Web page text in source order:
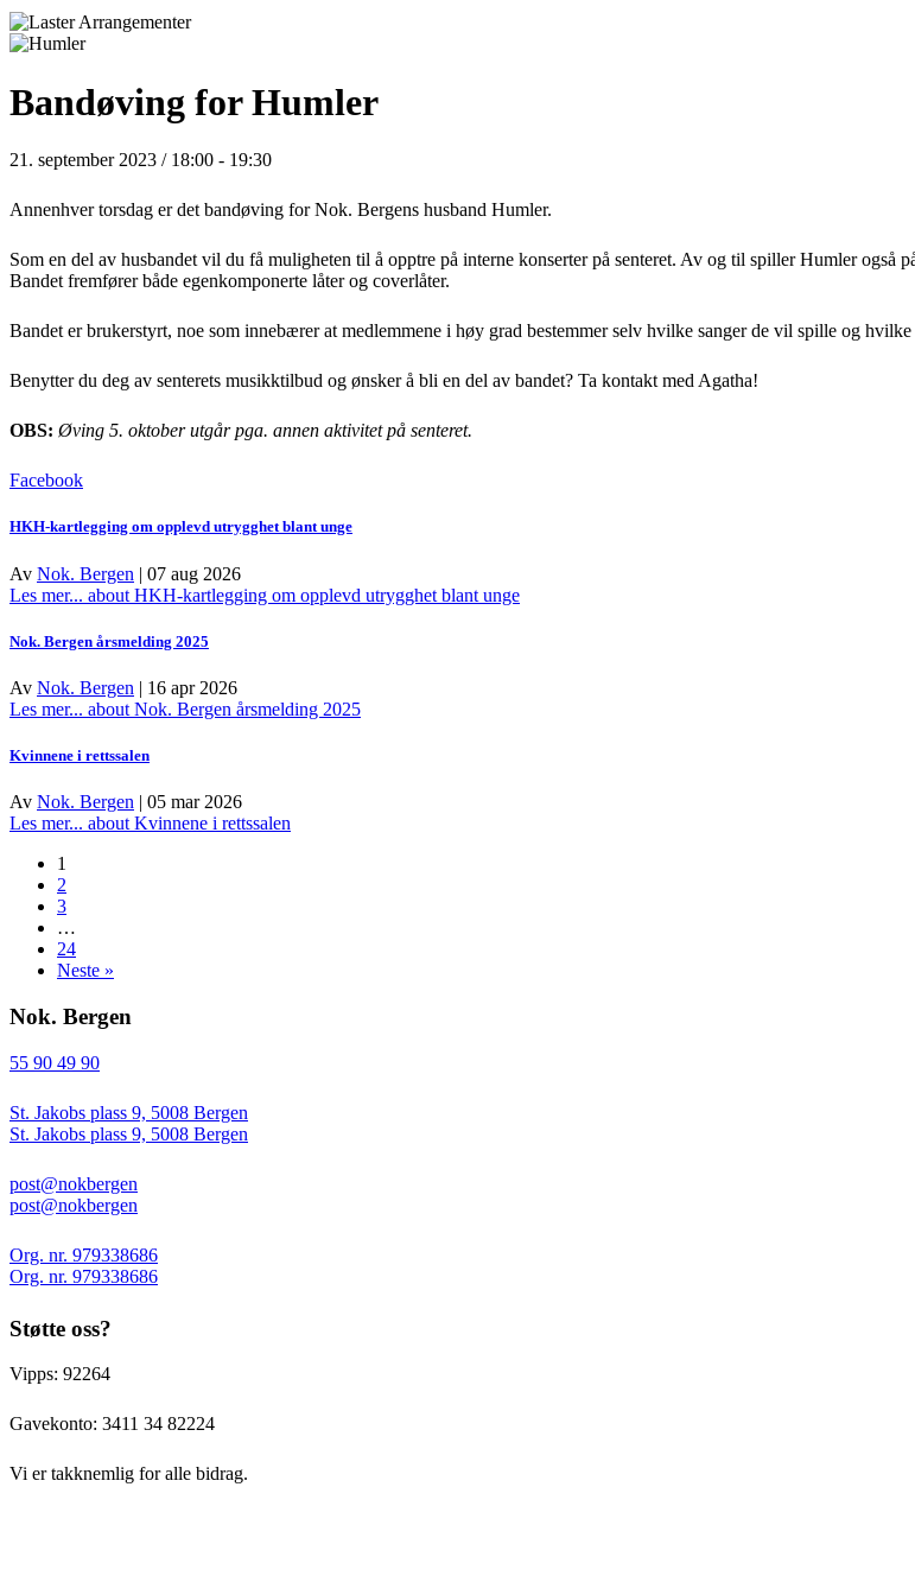
Bandøving for Humler
21. september 2023 / 18:00 - 19:30
Annenhver torsdag er det bandøving for Nok. Bergens husband Humler.
Som en del av husbandet vil du få muligheten til å opptre på interne konserter på senteret. Av og til spiller Humler
Bandet fremfører både egenkomponerte låter og coverlåter.
Bandet er brukerstyrt, noe som innebærer at medlemmene i høy grad bestemmer selv hvilke sanger de vil spille og
Benytter du deg av senterets musikktilbud og ønsker å bli en del av bandet? Ta kontakt med Agatha!
OBS: Øving 5. oktober utgår pga. annen aktivitet på senteret.
Facebook
HKH-kartlegging om opplevd utrygghet blant unge
Av Nok. Bergen | 07 aug 2026
Les mer... about HKH-kartlegging om opplevd utrygghet blant unge
Nok. Bergen årsmelding 2025
Av Nok. Bergen | 16 apr 2026
Les mer... about Nok. Bergen årsmelding 2025
Kvinnene i rettssalen
Av Nok. Bergen | 05 mar 2026
Les mer... about Kvinnene i rettssalen
1
2
3
…
24
Neste »
Nok. Bergen
55 90 49 90
St. Jakobs plass 9, 5008 Bergen
St. Jakobs plass 9, 5008 Bergen
post@nokbergen
post@nokbergen
Org. nr. 979338686
Org. nr. 979338686
Støtte oss?
Vipps: 92264
Gavekonto: 3411 34 82224
Vi er takknemlig for alle bidrag.